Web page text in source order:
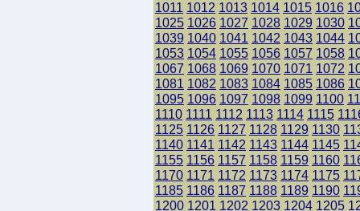
1011 1012 1013 1014 1015 1016
1025 1026 1027 1028 1029 1030
1039 1040 1041 1042 1043 1044
1053 1054 1055 1056 1057 1058
1067 1068 1069 1070 1071 1072
1081 1082 1083 1084 1085 1086
1095 1096 1097 1098 1099 1100
1110 1111 1112 1113 1114 1115
1125 1126 1127 1128 1129 1130
1140 1141 1142 1143 1144 1145
1155 1156 1157 1158 1159 1160
1170 1171 1172 1173 1174 1175
1185 1186 1187 1188 1189 1190
1200 1201 1202 1203 1204 1205